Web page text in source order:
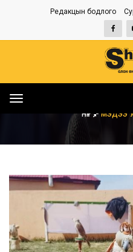
Редакцын бодлого
Toggle
НҮҮР МЭДЭЭ